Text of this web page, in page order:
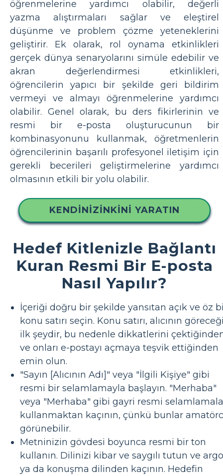
öğrenmelerine yardımcı olabilir, değerli
yazma alıştırmaları sağlar ve eleştirel
düşünme ve problem çözme yeteneklerini
geliştirir. Ek olarak, rol oynama etkinlikleri
gerçek dünya senaryolarını simüle edebilir ve
akran değerlendirmesi etkinlikleri,
öğrencilerin yapıcı bir şekilde geri bildirim
vermeyi ve almayı öğrenmelerine yardımcı
olabilir. Genel olarak, bu ders fikirlerinin ve
resmi bir e-posta oluşturucunun bir
kombinasyonunu kullanmak, öğretmenlerin
öğrencilerinin başarılı profesyonel iletişim için
gerekli becerileri geliştirmelerine yardımcı
olmasının etkili bir yolu olabilir.
KENDINIZINKINI YARATIN
Hedef Kitlenizle Bağlantı
Kuran Resmi Bir E-posta
Nasıl Yapılır?
İçeriği doğru bir şekilde yansıtan açık ve öz
konu satırı seçin. Konu satırı, alıcının
ilk şeydir, bu nedenle dikkatlerini
ve onları e-postayı açmaya teşvik ettiğinden
emin olun.
"Sayın [Alıcının Adı]" veya "İlgili Kişiye" gibi
resmi bir selamlamayla başlayın. "Merhaba"
veya "Merhaba" gibi gayri resmi
kullanmaktan kaçının, çünkü bunlar
görünebilir.
Metninizin gövdesi boyunca resmi bir ton
kullanın. Dilinizi kibar ve saygılı tutun ve argo
ya da konuşma dilinden kaçının. Hedefin